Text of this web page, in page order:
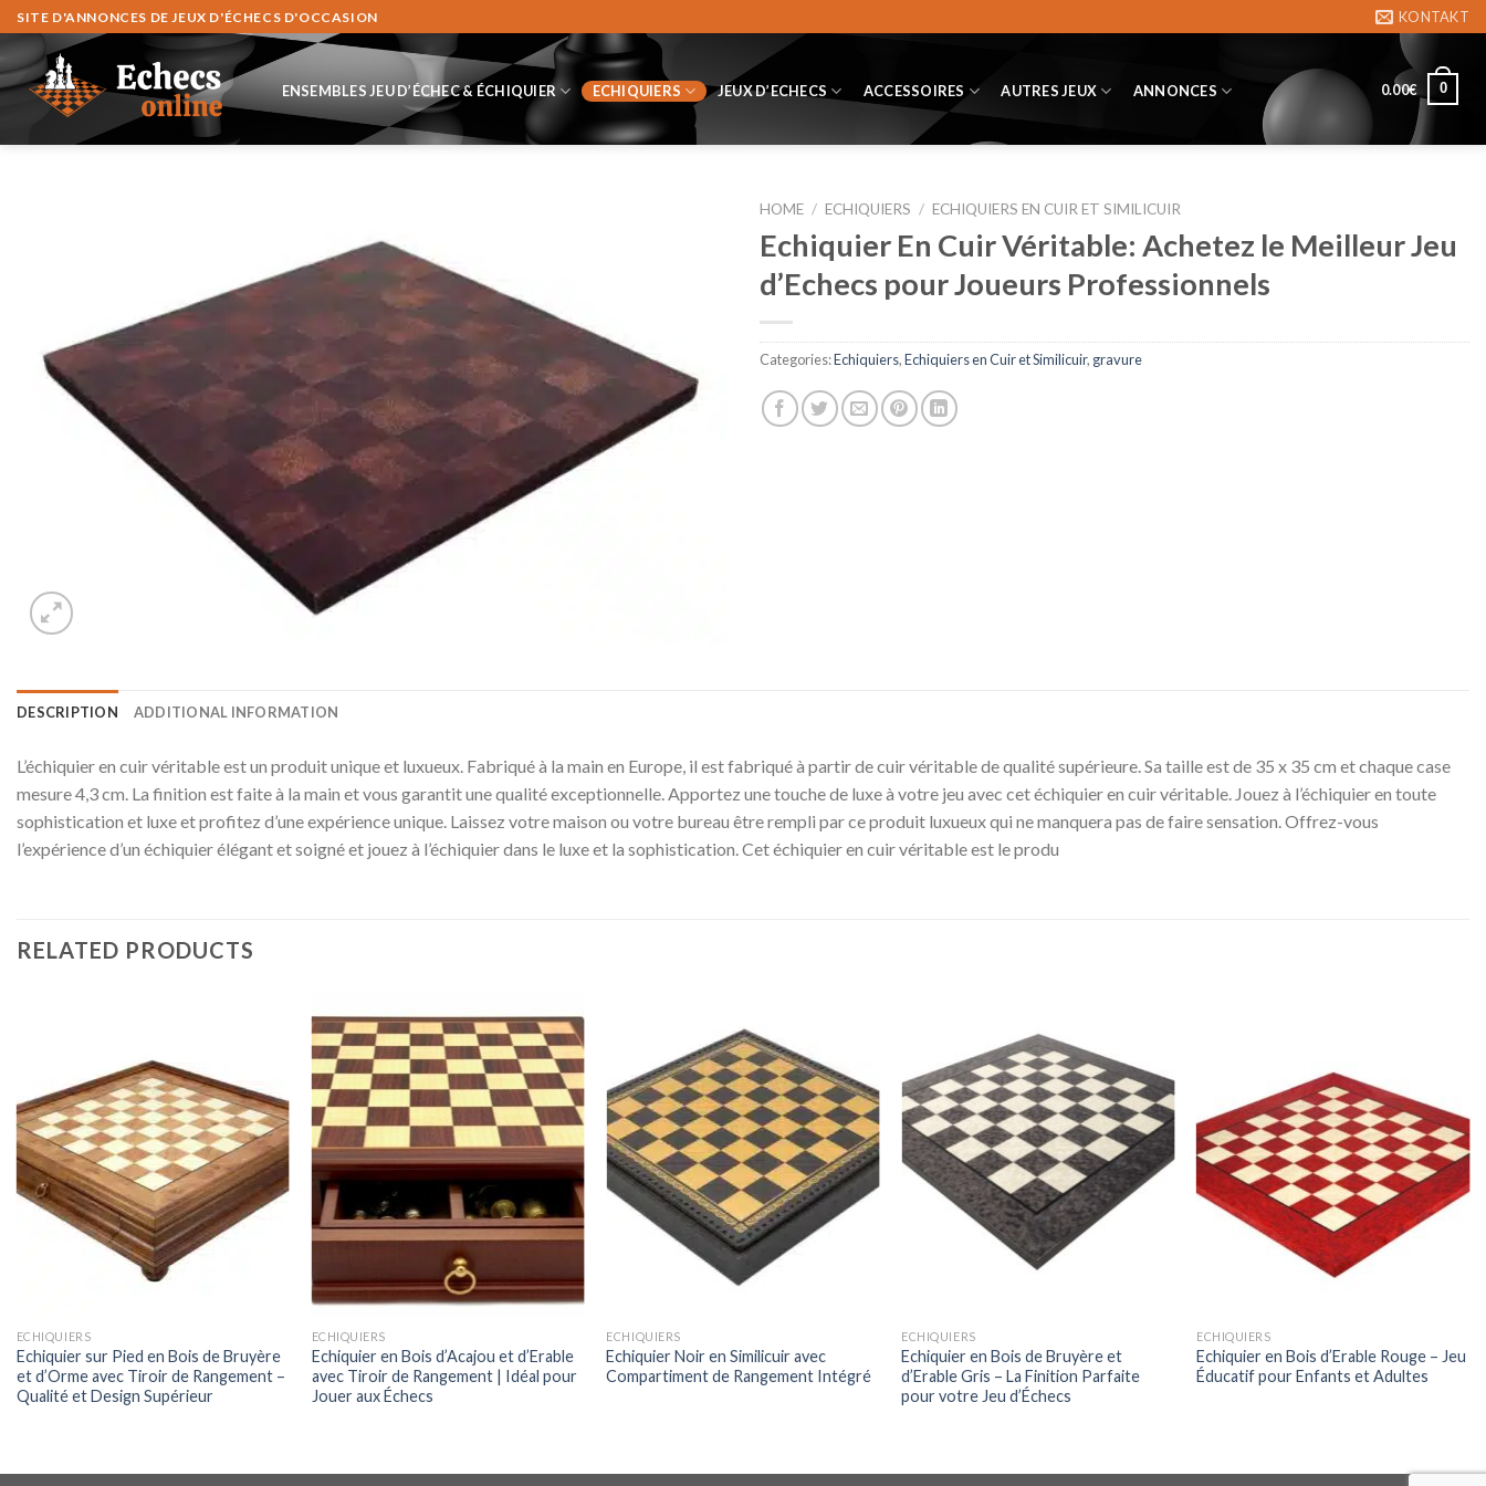
Zum
Inhalt
springen
SITE D'ANNONCES DE JEUX D'ÉCHECS D'OCCASION KONTAKT
ENSEMBLES JEU D’ÉCHEC & ÉCHIQUIER ECHIQUIERS JEUX D’ECHECS ACCESSOIRES AUTRES JEUX ANNONCES 0.00€ 0
HOME / ECHIQUIERS / ECHIQUIERS EN CUIR ET SIMILICUIR
Echiquier En Cuir Véritable: Achetez le Meilleur Jeu
d’Echecs pour Joueurs Professionnels
Categories:Echiquiers,Echiquiers en Cuir et Similicuir, gravure
DESCRIPTION ADDITIONAL INFORMATION
L’échiquier en cuir véritable est un produit unique et luxueux. Fabriqué à la main en Europe, il est fabriqué à partir de cuir véritable de qualité supérieure. Sa taille est de 35 x 35 cm et chaque case
mesure 4,3 cm. La finition est faite à la main et vous garantit une qualité exceptionnelle. Apportez une touche de luxe à votre jeu avec cet échiquier en cuir véritable. Jouez à l’échiquier en toute
sophistication et luxe et profitez d’une expérience unique. Laissez votre maison ou votre bureau être rempli par ce produit luxueux qui ne manquera pas de faire sensation. Offrez-vous
l’expérience d’un échiquier élégant et soigné et jouez à l’échiquier dans le luxe et la sophistication. Cet échiquier en cuir véritable est le produ
RELATED PRODUCTS
ECHIQUIERS
Echiquier sur Pied en Bois de Bruyère
et d’Orme avec Tiroir de Rangement –
Qualité et Design Supérieur
ECHIQUIERS
Echiquier en Bois d’Acajou et d’Erable
avec Tiroir de Rangement | Idéal pour
Jouer aux Échecs
ECHIQUIERS
Echiquier Noir en Similicuir avec
Compartiment de Rangement Intégré
ECHIQUIERS
Echiquier en Bois de Bruyère et
d’Erable Gris – La Finition Parfaite
pour votre Jeu d’Échecs
ECHIQUIERS
Echiquier en Bois d’Erable Rouge – Jeu
Éducatif pour Enfants et Adultes